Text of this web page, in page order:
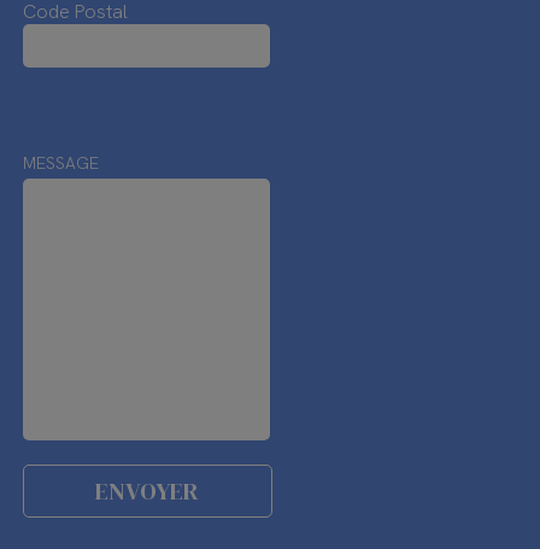
Code Postal
MESSAGE